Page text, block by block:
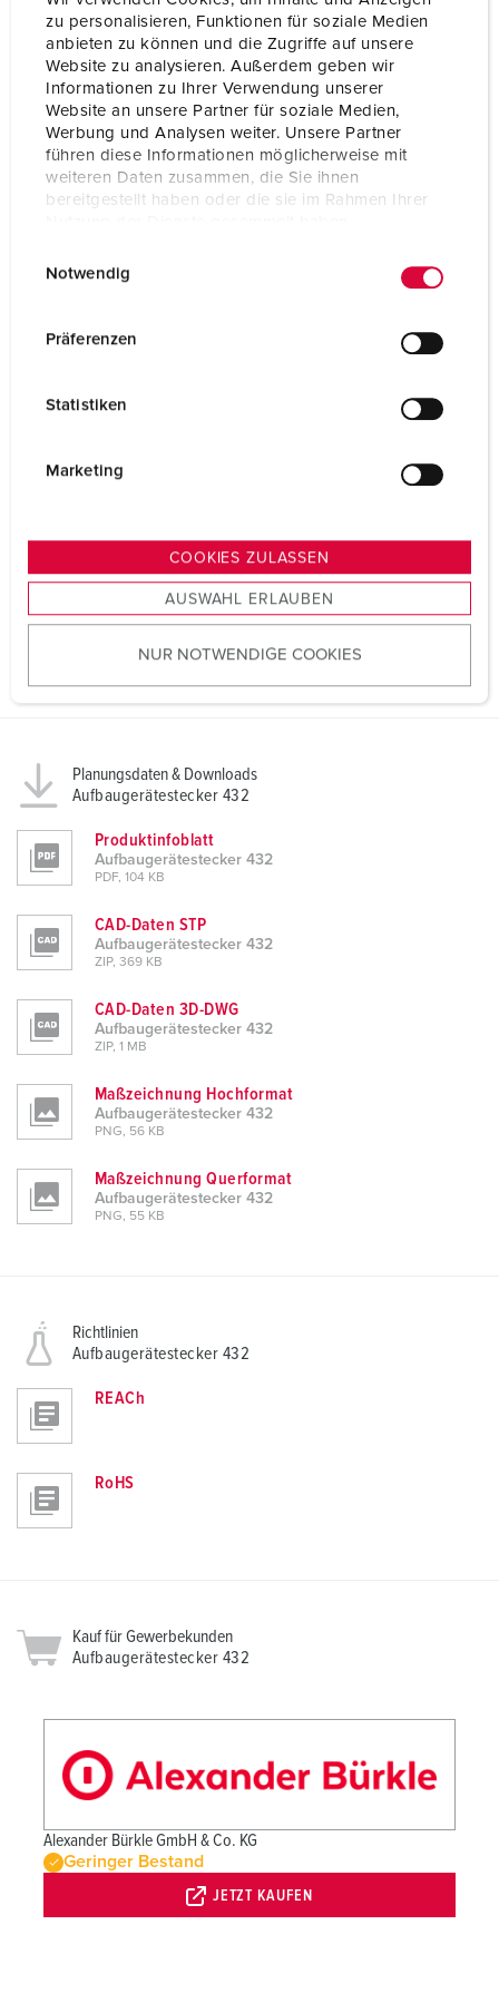
zu personalisieren, Funktionen für soziale Medien
anbieten zu können und die Zugriffe auf unsere
Website zu analysieren. Außerdem geben wir
Informationen zu Ihrer Verwendung unserer
Website an unsere Partner für soziale Medien,
Werbung und Analysen weiter. Unsere Partner
führen diese Informationen möglicherweise mit
weiteren Daten zusammen, die Sie ihnen
bereitgestellt haben oder die sie im Rahmen Ihrer
s
u
w
Notwendig
Präferenzen
Statistiken
Marketing
COOKIES ZULASSEN
AUSWAHL ERLAUBEN
NUR NOTWENDIGE COOKIES
EAC
Planungsdaten & Downloads
Aufbaugerätestecker 432
Produktinfoblatt
Aufbaugerätestecker 432
PDF, 104 KB
CAD-Daten STP
Aufbaugerätestecker 432
ZIP, 369 KB
CAD-Daten 3D-DWG
Aufbaugerätestecker 432
ZIP, 1 MB
Maßzeichnung Hochformat
Aufbaugerätestecker 432
PNG, 56 KB
Maßzeichnung Querformat
Aufbaugerätestecker 432
PNG, 55 KB
Richtlinien
Aufbaugerätestecker 432
REACh
RoHS
Kauf für Gewerbekunden
Aufbaugerätestecker 432
Alexander Bürkle GmbH & Co. KG
Geringer Bestand
JETZT KAUFEN